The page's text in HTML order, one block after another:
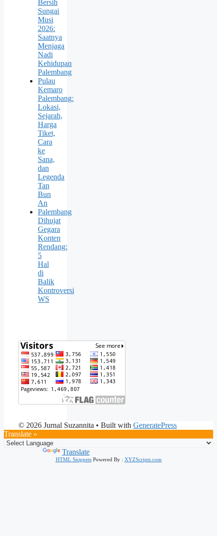
Bersih
Sungai
Musi
2026:
Saatnya
Menjaga
Nadi
Kehidupan
Palembang
Pulau
Kemaro
Palembang:
Lokasi,
Sejarah,
Harga
Tiket,
Cara
ke
Sana,
dan
Legenda
Tan
Bun
An
Palembang
Dihujat
Gegara
Konten
Rendang:
5
Hal
di
Balik
Kontroversi
WS
© 2026 Jurnal Suzannita • Built with GeneratePress
Translate »
Translate
HTML SnippetsPowered By : XYZScripts.com